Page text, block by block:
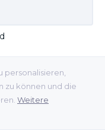
personalisieren,
zu können und die
Weitere